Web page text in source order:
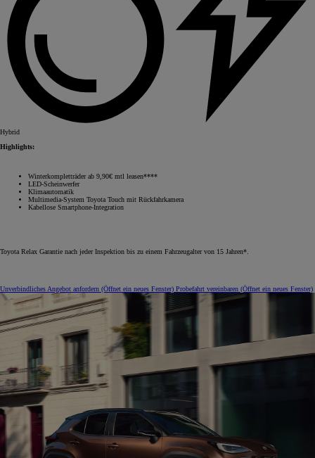
Hybrid
Highlights:
Winterkompletträder ab 9,90€ mtl leasen****
LED-Scheinwerfer
Klimaautomatik
Multimedia-System Toyota Touch mit Rückfahrkamera
Kabellose Smartphone-Integration
Toyota Relax Garantie nach jeder Inspektion bis zu einem Fahrzeugalter von 15 Jahren*.
Unverbindliches Angebot anfordern (Öffnet ein neues Fenster) Probefahrt vereinbaren (Öffnet ein neues Fenster)